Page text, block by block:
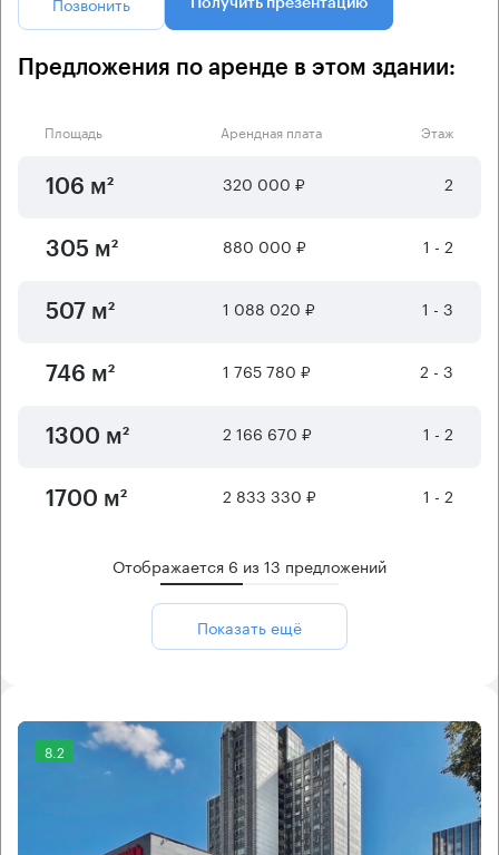
Получить презентацию
Предложения по аренде в этом здании:
Площадь Арендная плата Этаж
106 м² 320 000 ₽ 2
305 м² 880 000 ₽ 1 - 2
507 м² 1 088 020 ₽ 1 - 3
746 м² 1 765 780 ₽ 2 - 3
1300 м² 2 166 670 ₽ 1 - 2
1700 м² 2 833 330 ₽ 1 - 2
Отображается 6 из13 предложений
Показать ещё
8.2